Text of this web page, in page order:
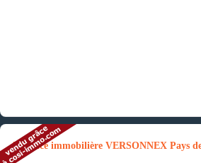
Annonce immobilière VERSONNEX Pays